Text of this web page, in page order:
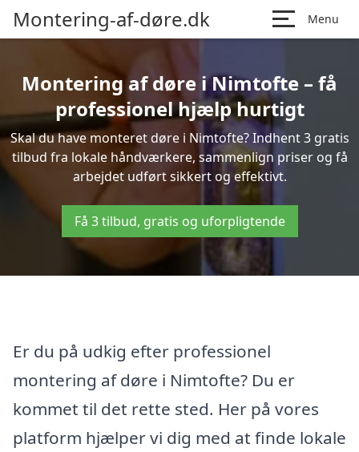
Montering-af-døre.dk Menu
Montering af døre i Nimtofte – få
professionel hjælp hurtigt
Skal du have monteret døre i Nimtofte? Indhent 3 gratis
tilbud fra lokale håndværkere, sammenlign priser og få
arbejdet udført sikkert og effektivt.
Få 3 tilbud, gratis og uforpligtende
Er du på udkig efter professionel
montering af døre i Nimtofte? Du er
kommet til det rette sted. Her på vores
platform hjælper vi dig med at finde lokale